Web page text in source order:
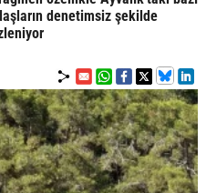
denetimsiz şekilde